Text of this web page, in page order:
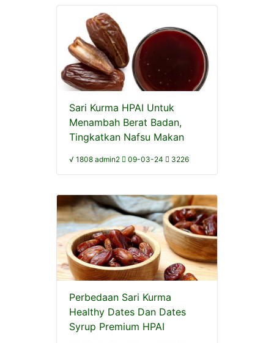
Sari Kurma HPAI Untuk
Menambah Berat Badan,
Tingkatkan Nafsu Makan
√ 1808 admin2 09-03-24 3226
Perbedaan Sari Kurma
Healthy Dates Dan Dates
Syrup Premium HPAI